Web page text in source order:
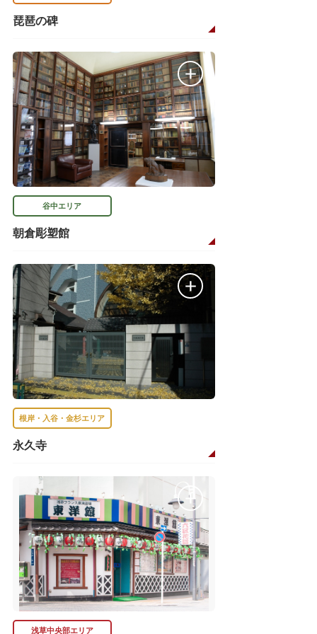
琵琶の碑
谷中エリア
朝倉彫塑館
根岸・入谷・金杉エリア
永久寺
浅草中央部エリア